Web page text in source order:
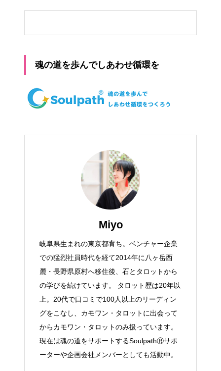
魂の道を歩んでしあわせ循環を
Miyo
岐阜県生まれの東京都育ち。ベンチャー企業
での猛烈社員時代を経て2014年に八ヶ岳西
麓・長野県原村へ移住後、石とタロットから
の学びを続けています。 タロット歴は20年以
上。20代で口コミで100人以上のリーディン
グをこなし、カモワン・タロットに出会って
からカモワン・タロットのみ扱っています。
現在は魂の道をサポートするSoulpathⓇサポ
ーターや企画会社メンバーとしても活動中。